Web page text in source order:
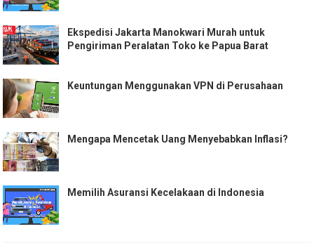
Ekspedisi Jakarta Manokwari Murah untuk
Pengiriman Peralatan Toko ke Papua Barat
Keuntungan Menggunakan VPN di Perusahaan
Mengapa Mencetak Uang Menyebabkan Inflasi?
Memilih Asuransi Kecelakaan di Indonesia